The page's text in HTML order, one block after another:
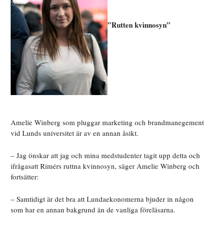
”Rutten kvinnosyn”
Amelie Winberg som pluggar marketing och brandmanegement
vid Lunds universitet är av en annan åsikt.
– Jag önskar att jag och mina medstudenter tagit upp detta och
ifrågasatt Rimérs ruttna kvinnosyn, säger Amelie Winberg och
fortsätter:
– Samtidigt är det bra att Lundaekonomerna bjuder in någon
som har en annan bakgrund än de vanliga föreläsarna.